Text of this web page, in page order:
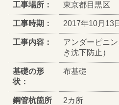
工事場所： 東京都目黒区
工事時期： 2017年10月13
工事内容：
アンダーピニ
き沈下防止）
基礎の形
状：
布基礎
鋼管杭箇所
2カ所